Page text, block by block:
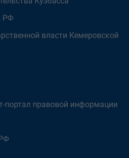
РФ
власти Кемеровской
портал правовой информации